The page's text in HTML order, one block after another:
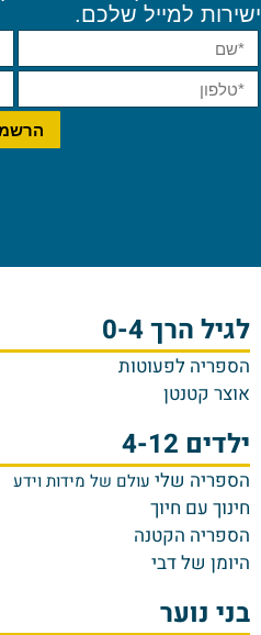
למייל שלכם.
לגיל הרך 0-4
הספריה לפעוטות
אוצר קטנטן
ילדים 4-12
הספריה שלי עולם של מידות וידע
חינוך עם חיוך
הספריה הקטנה
היומן של דבי
בני נוער